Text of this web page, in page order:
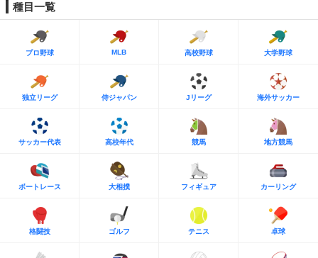
種目一覧
プロ野球 MLB 高校野球 大学野球
独立リーグ 侍ジャパン Jリーグ 海外サッカー
サッカー代表 高校年代 競馬 地方競馬
ボートレース 大相撲 フィギュア カーリング
格闘技 ゴルフ テニス 卓球